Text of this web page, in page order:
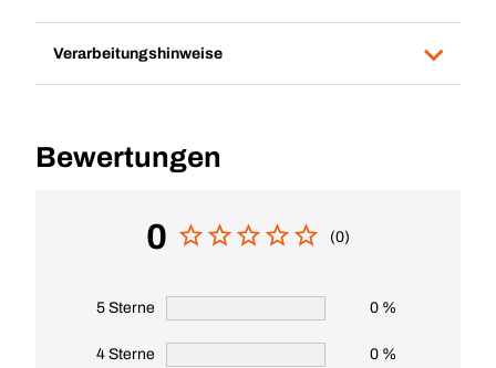
Verarbeitungshinweise
Bewertungen
0 (0)
5 Sterne 0 %
4 Sterne 0 %